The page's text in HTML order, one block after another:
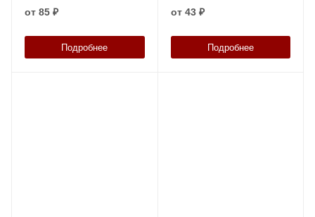
от 85 ₽
Подробнее
от 43 ₽
Подробнее